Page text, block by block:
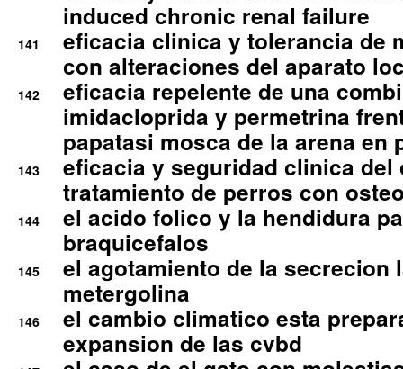
induced chronic renal failure
141
eficacia clinica y tolerancia de
con alteraciones del aparato
142
eficacia repelente de una
imidacloprida y permetrina
papatasi mosca de la arena en
143
eficacia y seguridad clinica del
tratamiento de perros con
144
el acido folico y la hendidura
braquicefalos
145
el agotamiento de la secrecion
metergolina
146
el cambio climatico esta
expansion de las cvbd